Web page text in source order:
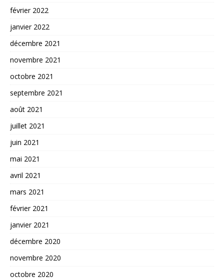
février 2022
janvier 2022
décembre 2021
novembre 2021
octobre 2021
septembre 2021
août 2021
juillet 2021
juin 2021
mai 2021
avril 2021
mars 2021
février 2021
janvier 2021
décembre 2020
novembre 2020
octobre 2020